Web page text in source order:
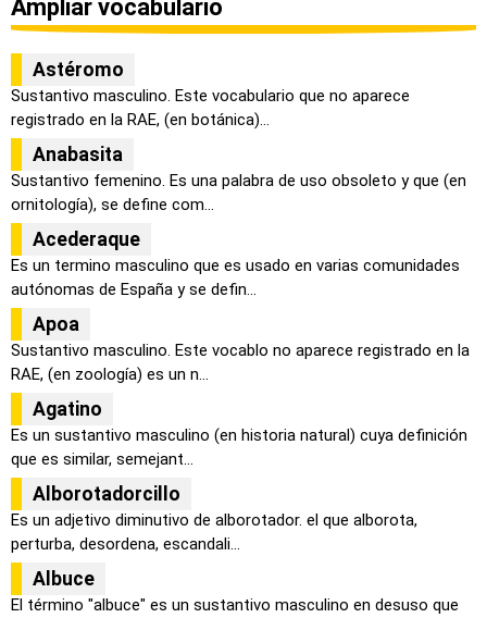
Ampliar vocabulario
Astéromo
Sustantivo masculino. Este vocabulario que no aparece
registrado en la RAE, (en botánica)...
Anabasita
Sustantivo femenino. Es una palabra de uso obsoleto y que (en
ornitología), se define com...
Acederaque
Es un termino masculino que es usado en varias comunidades
autónomas de España y se defin...
Apoa
Sustantivo masculino. Este vocablo no aparece registrado en la
RAE, (en zoología) es un n...
Agatino
Es un sustantivo masculino (en historia natural) cuya definición
que es similar, semejant...
Alborotadorcillo
Es un adjetivo diminutivo de alborotador. el que alborota,
perturba, desordena, escandali...
Albuce
El término "albuce" es un sustantivo masculino en desuso que